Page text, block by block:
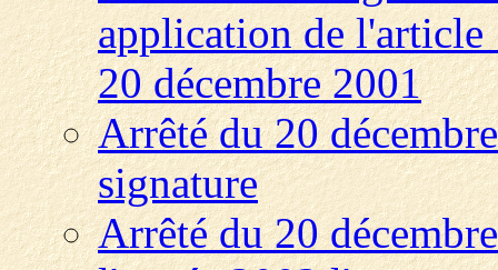
application de l'article
20 décembre 2001
Arrêté du 20
signature
Arrêté du 20